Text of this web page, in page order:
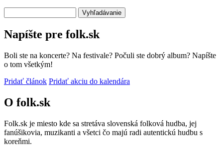
Napíšte pre folk.sk
Boli ste na koncerte? Na festivale? Počuli ste dobrý album? Napíšte
o tom všetkým!
Pridať článok Pridať akciu do kalendára
O folk.sk
Folk.sk je miesto kde sa stretáva slovenská folková hudba, jej
fanúšikovia, muzikanti a všetci čo majú radi autentickú hudbu s
koreňmi.